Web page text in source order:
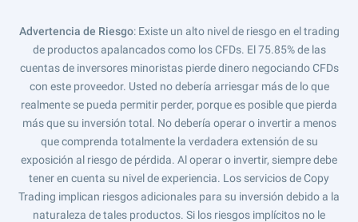
Advertencia de Riesgo: Existe un alto nivel de riesgo en el trading
de productos apalancados como los CFDs. El 75.85% de las
cuentas de inversores minoristas pierde dinero negociando CFDs
con este proveedor. Usted no debería arriesgar más de lo que
realmente se pueda permitir perder, porque es posible que pierda
más que su inversión total. No debería operar o invertir a menos
que comprenda totalmente la verdadera extensión de su
exposición al riesgo de pérdida. Al operar o invertir, siempre debe
tener en cuenta su nivel de experiencia. Los servicios de Copy
Trading implican riesgos adicionales para su inversión debido a la
naturaleza de tales productos. Si los riesgos implícitos no le